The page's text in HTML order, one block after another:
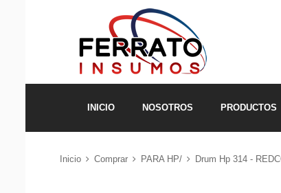
INICIO NOSOTROS PRODUCTOS
Inicio Comprar PARA HP/ Drum Hp 314 -